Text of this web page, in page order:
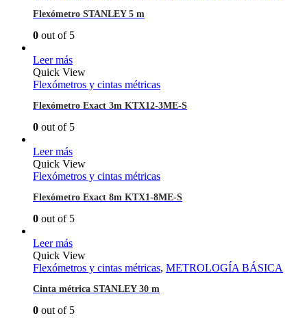
Flexómetro STANLEY 5 m
0 out of 5
Leer más
Quick View
Flexómetros y cintas métricas
Flexómetro Exact 3m KTX12-3ME-S
0 out of 5
Leer más
Quick View
Flexómetros y cintas métricas
Flexómetro Exact 8m KTX1-8ME-S
0 out of 5
Leer más
Quick View
Flexómetros y cintas métricas, METROLOGÍA BÁSICA
Cinta métrica STANLEY 30 m
0 out of 5